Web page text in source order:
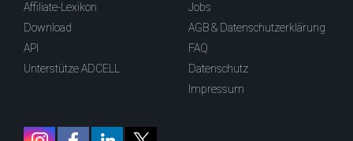
Affiliate-Lexikon
Download
API
Unterstütze ADCELL
Jobs
AGB & Datenschutzerklärung
FAQ
Datenschutz
Impressum